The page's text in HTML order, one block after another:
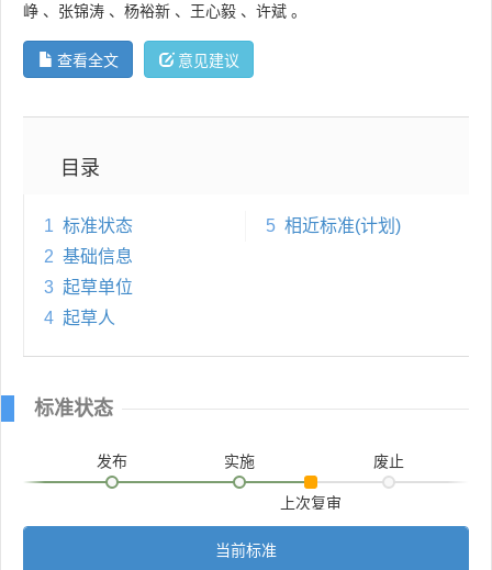
峥 、 张锦涛 、 杨裕新 、 王心毅 、 许斌 。
查看全文 意见建议
目录
1 标准状态
2 基础信息
3 起草单位
4 起草人
5 相近标准(计划)
标准状态
发布 实施
上次复审
废止
当前标准